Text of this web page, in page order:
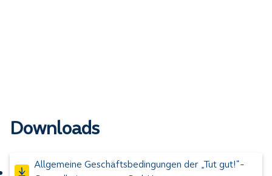
Downloads
Allgemeine Geschäftsbedingungen der „Tut gut!“-